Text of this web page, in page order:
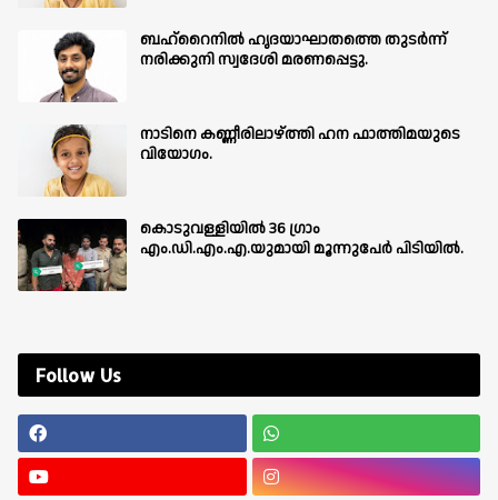
ബഹ്‌റൈനിൽ ഹൃദയാഘാതത്തെ തുടർന്ന്
നരിക്കുനി സ്വദേശി മരണപ്പെട്ടു.
നാടിനെ കണ്ണീരിലാഴ്ത്തി ഹന ഫാത്തിമയുടെ
വിയോഗം.
കൊടുവള്ളിയിൽ 36 ഗ്രാം
എം.ഡി.എം.എ.യുമായി മൂന്നുപേർ പിടിയിൽ.
Follow Us